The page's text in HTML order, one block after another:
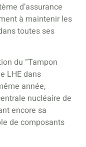
d’assurance
à maintenir les
toutes ses
du “Tampon
LHE dans
année,
nucléaire de
encore sa
de composants